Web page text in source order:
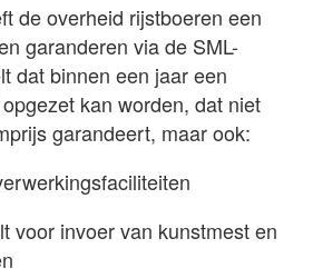
de overheid rijstboeren een
garanderen via de SML-
dat binnen een jaar een
kan worden, dat niet
garandeert, maar ook:
voor invoer van kunstmest en